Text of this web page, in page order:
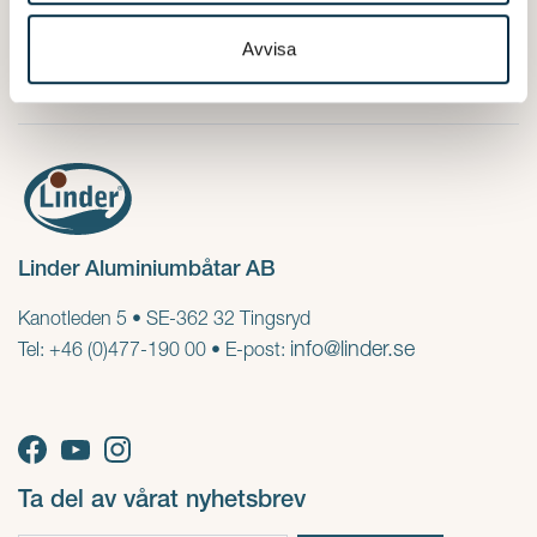
samlat in när du har använt deras tjänster.
Avvisa
Linder Aluminiumbåtar AB
Kanotleden 5 • SE-362 32 Tingsryd
Tel: +46 (0)477-190 00 • E-post: info@linder.se
Ta del av vårat nyhetsbrev